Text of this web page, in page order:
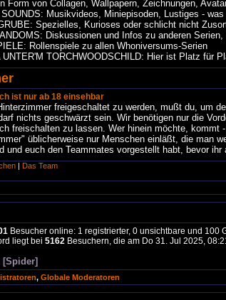
Form von Collagen, Wallpapern, Zeichnungen,
Musikvideos, Miniepisoden, Lustiges -
Spezielles, Kurioses oder schlicht nicht
Diskussionen und Infos zu anderen
Rollenspiele zu allen Whoniversums-Serien
UNTER'M TORCHWOODSCHILD: Hier ist Platz für
ist nur ab 18 einsehbar
freigeschaltet zu werden, mußt du, um
nichts geschwärzt sein. Wir benötigen nur die
freischalten zu lassen. Wer hinein möchte,
üblicherweise nur Menschen einläßt, die man
und euch den Teammates vorgestellt habt, bevor
| Das Team
Besucher online: 1 registrierter, 0 unsichtbare und
liegt bei 5162 Besuchern, die am Do 31. Jul 2025,
[Spider]
, Globale Moderatoren